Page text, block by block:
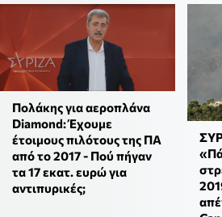
Πολάκης για αεροπλάνα
Diamond: Έχουμε
έτοιμους πιλότους της ΠΑ
από το 2017 - Πού πήγαν
τα 17 εκατ. ευρώ για
αντιπυρικές;